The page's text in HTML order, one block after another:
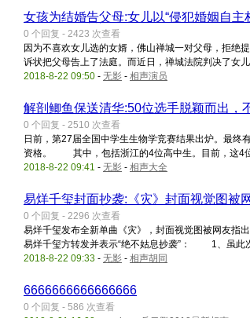
女孩为结婚告父母:女儿以“侵犯婚姻自
0 个回复 - 2423 次查看
因为不喜欢女儿选的女婿，佛山禅城一对父母，拒绝
诉状把父母告上了法庭。而近日，禅城法院判决了女
2018-8-22 09:50 - 无影 - 相声演员
解剖鲫鱼保送清华:50位选手脱颖而出，
0 个回复 - 2510 次查看
日前，第27届全国中学生生物学竞赛结果出炉。最终
资格。 其中，包括浙江的4位高中生。目前，这4
2018-8-22 09:41 - 无影 - 相声大全
易烊千玺封面抄袭:《灾》封面视觉图被
0 个回复 - 2296 次查看
易烊千玺发布全新单曲《灾》，封面视觉图被网友
易烊千玺方转发并表示“绝不姑息抄袭”： 1、虽此
2018-8-22 09:33 - 无影 - 相声胡同
6666666666666666
0 个回复 - 586 次查看